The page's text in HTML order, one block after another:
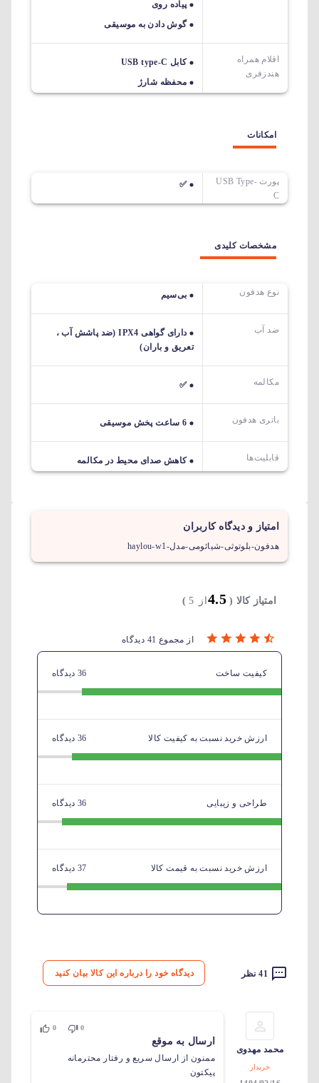
پیاده روی
گوش دادن به موسیقی
اقلام همراه
هندزفری
کابل USB type-C
محفظه شارژ
امکانات
پورت USB Type-
C
✅
مشخصات کلیدی
نوع هدفون بی‌سیم
ضد آب
دارای گواهی IPX4 (ضد پاشش آب ،
تعریق و باران)
مکالمه ✅
باتری هدفون 6 ساعت پخش موسیقی
قابلیت‌ها کاهش صدای محیط در مکالمه
امتیاز و دیدگاه کاربران
هدفون-بلوتوثی-شیائومی-مدل-haylou-w1
امتیاز کالا (4.5از 5 )
از مجموع 41 دیدگاه
کیفیت ساخت 36 دیدگاه
ارزش خرید نسبت به کیفیت کالا 36 دیدگاه
طراحی و زیبایی 36 دیدگاه
ارزش خرید نسبت به قیمت کالا 37 دیدگاه
41 نظر دیدگاه خود را درباره این کالا بیان کنید
محمد مهدوی
خریدار
0
0
ارسال به موقع
ممنون از ارسال سریع و رفتار محترمانه
پیکتون